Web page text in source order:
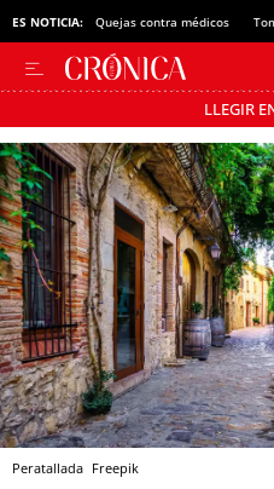
ES NOTICIA: Quejas contra médicos
LLEGIR
Pásate al MODO
Peratallada Freepik